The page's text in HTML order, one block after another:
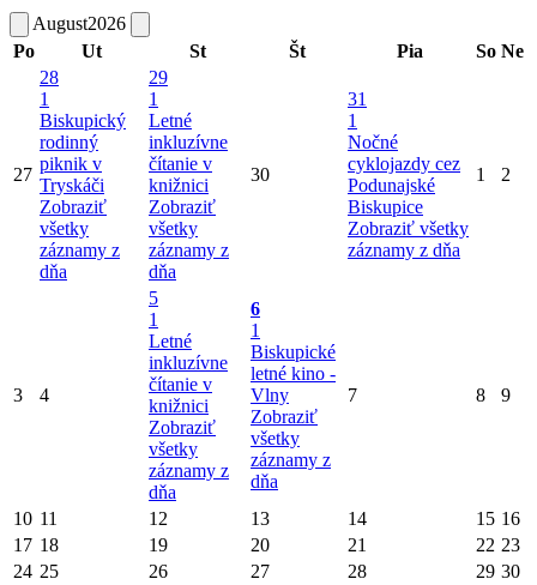
August2026
Po
Ut St Št Pia So Ne
27
28
1
Biskupický
rodinný
piknik v
Tryskáči
Zobraziť
všetky
záznamy z
dňa
29
1
Letné
inkluzívne
čítanie v
knižnici
Zobraziť
všetky
záznamy z
dňa
30
31
1
Nočné
cyklojazdy cez
Podunajské
Biskupice
Zobraziť všetky
záznamy z dňa
1 2
3 4
5
1
Letné
inkluzívne
čítanie v
knižnici
Zobraziť
všetky
záznamy z
dňa
6
1
Biskupické
letné kino -
Vlny
Zobraziť
všetky
záznamy z
dňa
7 8 9
10 11 12 13 14 15 16
17 18 19 20 21 22 23
24 25 26 27 28 29 30